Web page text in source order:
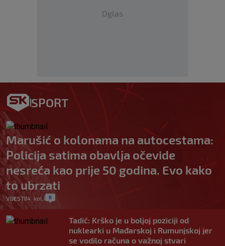
Oglas
SPORT
Marušić o kolonama na autocestama:
Policija satima obavlja očevide
nesreća kao prije 50 godina. Evo kako
to ubrzati
VIJESTI 4. kol. 6
Tadić: Krško je u boljoj poziciji od
nuklearki u Mađarskoj i Rumunjskoj jer
se vodilo računa o važnoj stvari